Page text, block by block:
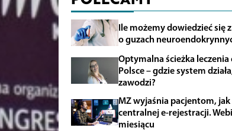
Ile możemy dowiedzieć się
o guzach
Optymalna ścieżka leczenia
Polsce – gdzie system
zawodzi?
MZ wyjaśnia pacjentom, jak
centralnej e-rejestracji.
miesiącu